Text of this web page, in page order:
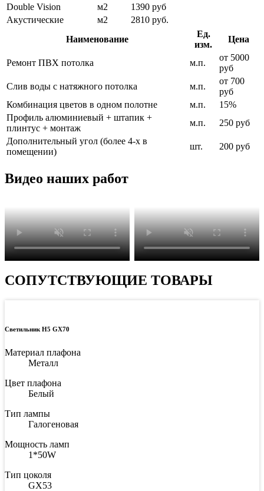
Double Vision
м2
1390 руб
Акустические
м2
2810 руб.
Наименование
Ед.
изм.
Цена
Ремонт ПВХ потолка м.п.
от 5000
руб
Слив воды с натяжного потолка
м.п.
от 700
руб
Комбинация цветов в одном полотне
м.п.
15%
Профиль алюминиевый + штапик +
плинтус + монтаж
м.п.
250 руб
Дополнительный угол (более 4-х в
помещении)
шт. 200 руб
Видео наших работ
СОПУТСТВУЮЩИЕ ТОВАРЫ
Светильник H5 GX70
Материал плафона
Металл
Цвет плафона
Белый
Тип лампы
Галогеновая
Мощность ламп
1*50W
Тип цоколя
GX53